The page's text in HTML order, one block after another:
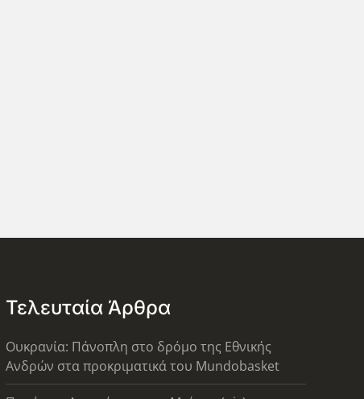
Τελευταία Άρθρα
Ουκρανία: Πάνοπλη στο δρόμο της Εθνικής
Ανδρών στα προκριματικά του Mundobasket